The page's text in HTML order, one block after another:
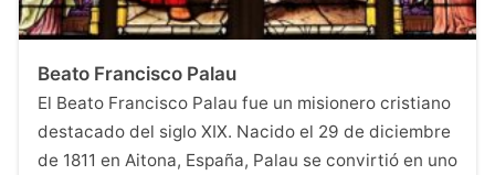
Beato Francisco Palau
El Beato Francisco Palau fue un misionero cristiano
destacado del siglo XIX. Nacido el 29 de diciembre
de 1811 en Aitona, España, Palau se convirtió en uno